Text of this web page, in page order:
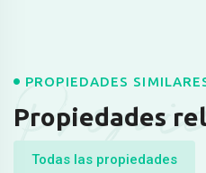
PROPIEDADES
Propiedades
Todas las propiedades